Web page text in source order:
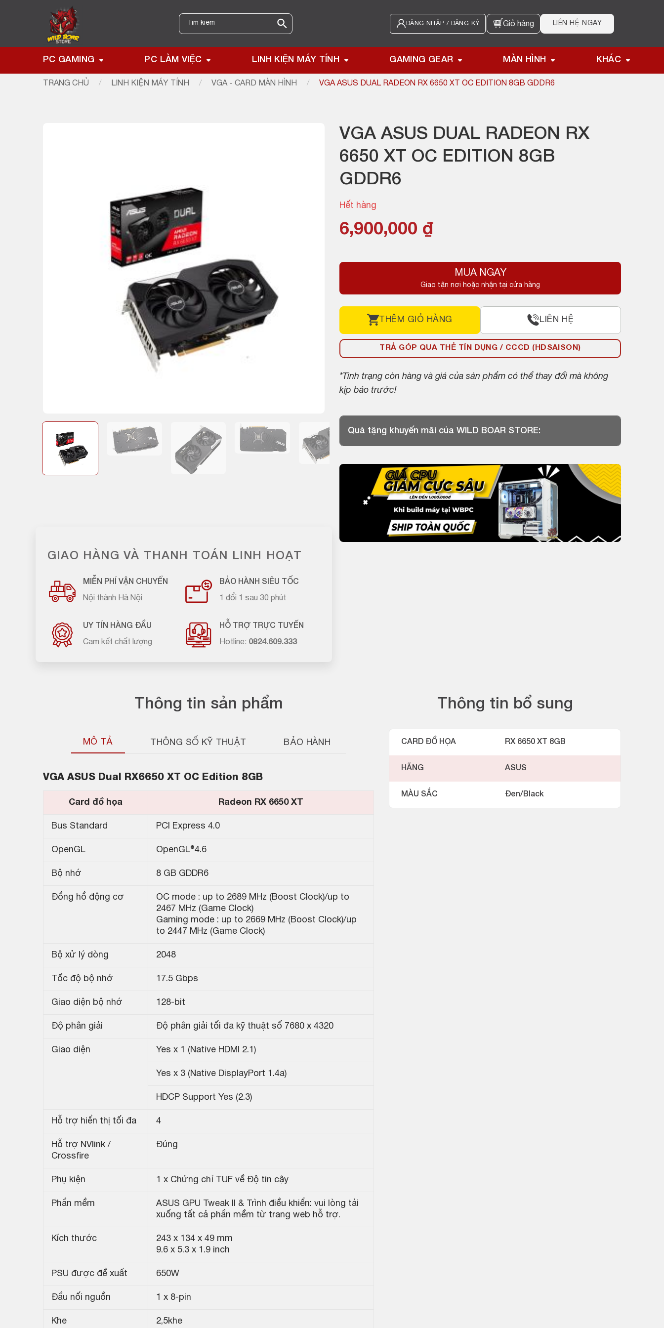
Tìm
kiếm:
ĐĂNG NHẬP / ĐĂNG KÝ Giỏ hàng LIÊN HỆ NGAY
PC GAMING PC LÀM VIỆC LINH KIỆN MÁY TÍNH GAMING GEAR MÀN HÌNH KHÁC
TRANG CHỦ / LINH KIỆN MÁY TÍNH / VGA - CARD MÀN HÌNH / VGA ASUS DUAL RADEON RX 6650 XT OC EDITION 8GB GDDR6
GIAO HÀNG VÀ THANH TOÁN LINH HOẠT
MIỄN PHÍ VẬN CHUYỂN
Nội thành Hà Nội
BẢO HÀNH SIÊU TỐC
1 đổi 1 sau 30 phút
UY TÍN HÀNG ĐẦU
Cam kết chất lượng
HỖ TRỢ TRỰC TUYẾN
Hotline: 0824.609.333
VGA ASUS DUAL RADEON RX
6650 XT OC EDITION 8GB
GDDR6
Hết hàng
6,900,000 ₫
MUA NGAY
Giao tận nơi hoặc nhận tại cửa hàng
THÊM GIỎ HÀNG LIÊN HỆ
TRẢ GÓP QUA THẺ TÍN DỤNG / CCCD (HDSAISON)
*Tình trạng còn hàng và giá của sản phẩm có thể thay đổi mà không
kịp báo trước!
Quà tặng khuyến mãi của WILD BOAR STORE:
Thông tin sản phẩm
MÔ TẢ THÔNG SỐ KỸ THUẬT BẢO HÀNH
VGA ASUS Dual RX6650 XT OC Edition 8GB
Card đồ họa Radeon RX 6650 XT
Bus Standard PCI Express 4.0
OpenGL OpenGL®4.6
Bộ nhớ 8 GB GDDR6
Đồng hồ động cơ
OC mode : up to 2689 MHz (Boost Clock)/up to
2467 MHz (Game Clock)
Gaming mode : up to 2669 MHz (Boost Clock)/up
to 2447 MHz (Game Clock)
Bộ xử lý dòng 2048
Tốc độ bộ nhớ 17.5 Gbps
Giao diện bộ nhớ 128-bit
Độ phân giải Độ phân giải tối đa kỹ thuật số 7680 x 4320
Giao diện Yes x 1 (Native HDMI 2.1)
Yes x 3 (Native DisplayPort 1.4a)
HDCP Support Yes (2.3)
Hỗ trợ hiển thị tối đa 4
Hỗ trợ NVlink /
Crossfire
Đúng
Phụ kiện 1 x Chứng chỉ TUF về Độ tin cậy
Phần mềm
ASUS GPU Tweak II & Trình điều khiển: vui lòng tải
xuống tất cả phần mềm từ trang web hỗ trợ.
Kích thước
243 x 134 x 49 mm
9.6 x 5.3 x 1.9 inch
PSU được đề xuất 650W
Đầu nối nguồn 1 x 8-pin
Khe 2,5khe
Thông tin bổ sung
CARD ĐỒ HỌA RX 6650 XT 8GB
HÃNG ASUS
MÀU SẮC Đen/Black